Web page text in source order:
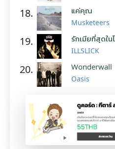
18. แค่คุณ
Musketeers
19. รักเมียที่สุดใน
ILLSLICK
20. Wonderwall
Oasis